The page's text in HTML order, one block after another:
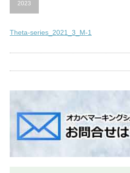
2023
Theta‐series_2021_3_M-1